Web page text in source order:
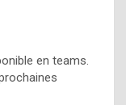
en teams.